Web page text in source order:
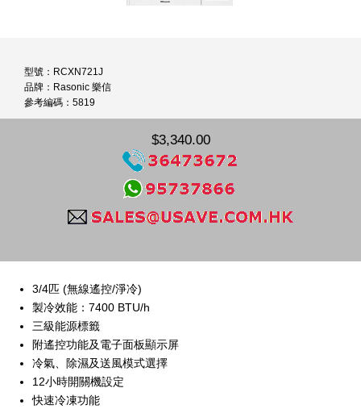
型號：RCXN721J
品牌：Rasonic 樂信
參考編碼：5819
$3,340.00
3/4匹 (無線遙控/淨冷)
製冷效能：7400 BTU/h
三級能源標籤
附遙控功能及電子面板顯示屏
冷氣、除濕及送風模式選擇
12小時開關機設定
快速冷凍功能